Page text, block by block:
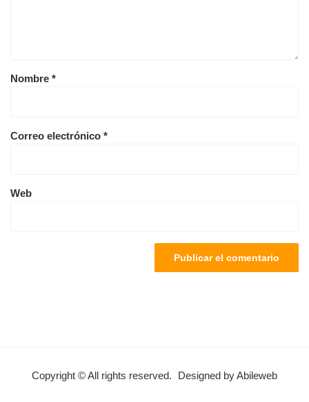
Nombre *
Correo electrónico *
Web
Copyright © All rights reserved. Designed by Abileweb